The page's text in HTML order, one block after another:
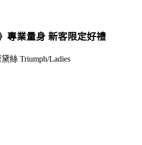
專業量身 新客限定好禮
絲 Triumph/Ladies